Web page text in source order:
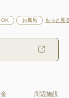
OK お風呂 もっと見
周辺施設